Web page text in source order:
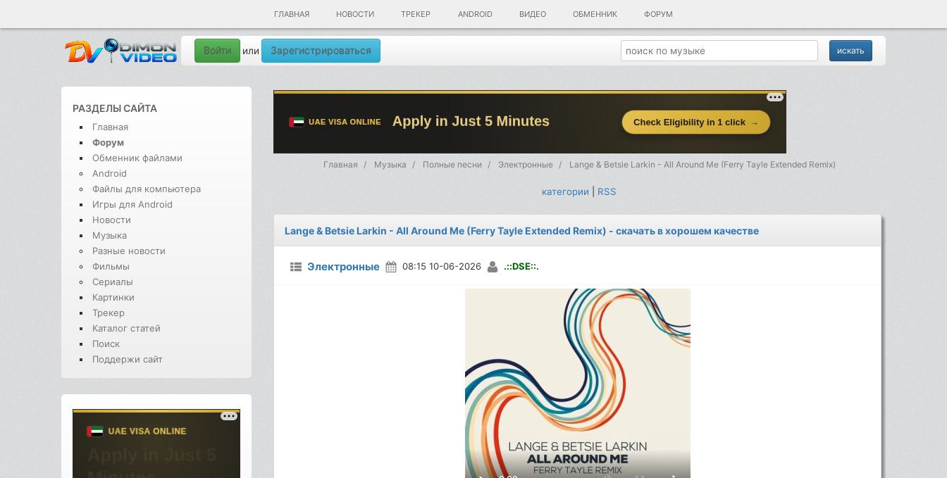
ГЛАВНАЯ НОВОСТИ ТРЕКЕР ANDROID ВИДЕО ОБМЕННИК ФОРУМ
Войти или Зарегистрироваться
РАЗДЕЛЫ САЙТА
Главная
Форум
Обменник файлами
Android
Файлы для компьютера
Игры для Android
Новости
Музыка
Разные новости
Фильмы
Сериалы
Картинки
Трекер
Каталог статей
Поиск
Поддержи сайт
Главная Музыка Полные песни Электронные Lange & Betsie Larkin - All Around Me (Ferry Tayle Extended Remix)
категории RSS
Lange & Betsie Larkin - All Around Me (Ferry Tayle Extended Remix) - скачать в хорошем качестве
Электронные 08:15 10-06-2026 .::DSE::.